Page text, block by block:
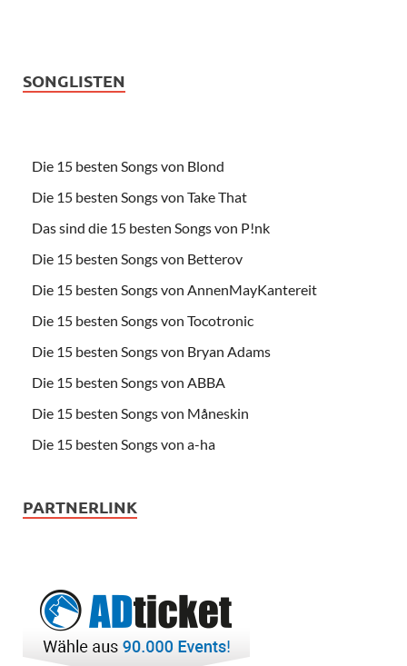
SONGLISTEN
Die 15 besten Songs von Blond
Die 15 besten Songs von Take That
Das sind die 15 besten Songs von P!nk
Die 15 besten Songs von Betterov
Die 15 besten Songs von AnnenMayKantereit
Die 15 besten Songs von Tocotronic
Die 15 besten Songs von Bryan Adams
Die 15 besten Songs von ABBA
Die 15 besten Songs von Måneskin
Die 15 besten Songs von a-ha
PARTNERLINK